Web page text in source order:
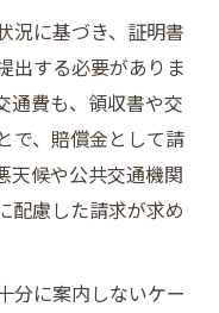
況に基づき、証明書
出する必要がありま
通費も、領収書や交
で、賠償金として請
天候や公共交通機関
配慮した請求が求め
分に案内しないケー